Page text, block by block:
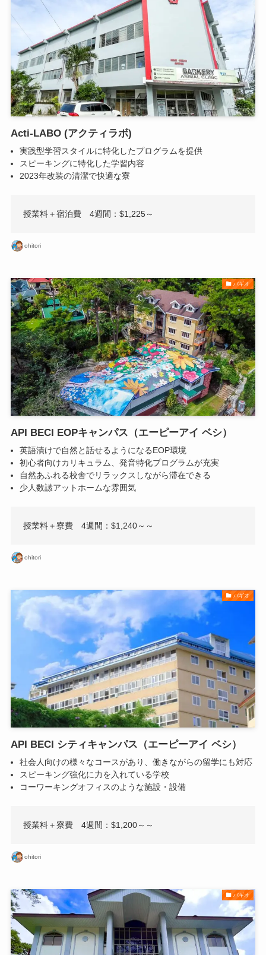
Acti-LABO (アクティラボ)
実践型学習スタイルに特化したプログラムを提供
スピーキングに特化した学習内容
2023年改装の清潔で快適な寮
授業料＋宿泊費 4週間：$1,225～
ohitori
バギオ
API BECI EOPキャンパス（エーピーアイ ベシ）
英語漬けで自然と話せるようになるEOP環境
初心者向けカリキュラム、発音特化プログラムが充実
自然あふれる校舎でリラックスしながら滞在できる
少人数䛾アットホームな雰囲気
授業料＋寮費 4週間：$1,240～～
ohitori
バギオ
API BECI シティキャンパス（エーピーアイ ベシ）
社会人向けの様々なコースがあり、働きながらの留学にも対応
スピーキング強化に力を入れている学校
コーワーキングオフィスのような施設・設備
授業料＋寮費 4週間：$1,200～～
ohitori
バギオ